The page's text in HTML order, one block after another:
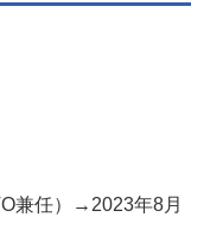
兼任）→2023年8月